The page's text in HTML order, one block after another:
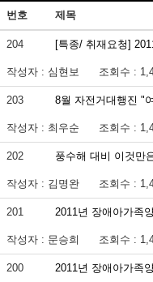
번호 제목
204 [특종/ 취재요청]
작성자 : 심현보 조회수 :
203 8월 자전거대행진 "
작성자 : 최우순 조회수 :
202 풍수해 대비 이것만
작성자 : 김명완 조회수 :
201 2011년 장애아가족
작성자 : 문승희 조회수 :
200 2011년 장애아가족